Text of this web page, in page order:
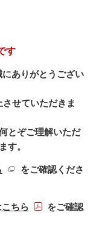
す
ありがとうござい
せていただきま
とぞご理解いただ
す。
新規ウィンドウを開
をご確認くださ
こちらPDFファイル
をご確認